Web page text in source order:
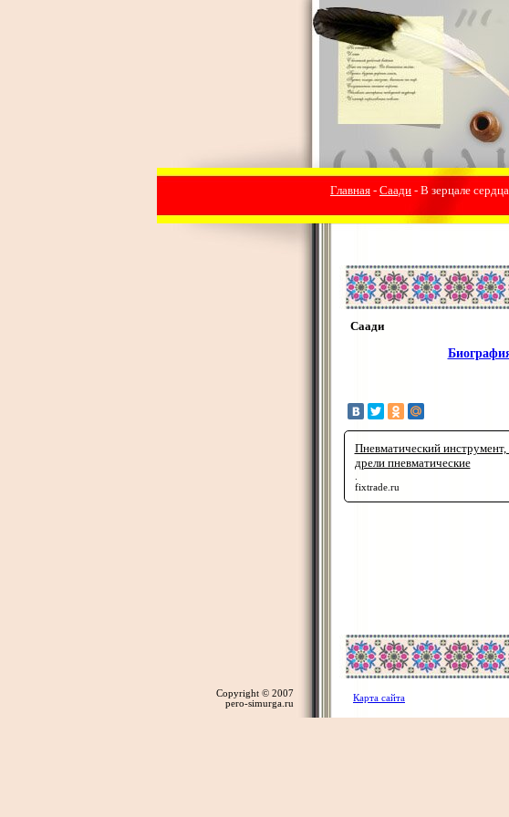
Главная - Саади - В зерцале
Саади
Пневматический
дрели пневматические
fixtrade.ru
Copyright © 2007
pero-simurga.ru
Карта сайта